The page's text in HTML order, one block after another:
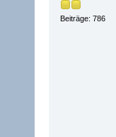
Beiträge: 786